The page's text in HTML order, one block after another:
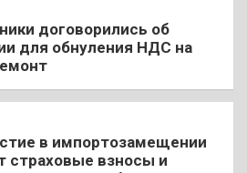
договорились об
для обнуления НДС на
в импортозамещении
страховые взносы и